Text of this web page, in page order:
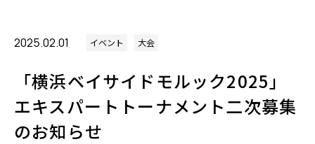
2025.02.01 イベント 大会
「横浜ベイサイドモルック2025」
エキスパートトーナメント二次募集
のお知らせ